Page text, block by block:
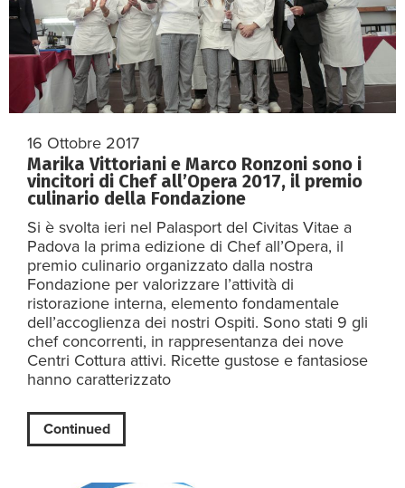
16 Ottobre 2017
Marika Vittoriani e Marco Ronzoni sono i
vincitori di Chef all’Opera 2017, il premio
culinario della Fondazione
Si è svolta ieri nel Palasport del Civitas Vitae a
Padova la prima edizione di Chef all’Opera, il
premio culinario organizzato dalla nostra
Fondazione per valorizzare l’attività di
ristorazione interna, elemento fondamentale
dell’accoglienza dei nostri Ospiti. Sono stati 9 gli
chef concorrenti, in rappresentanza dei nove
Centri Cottura attivi. Ricette gustose e fantasiose
hanno caratterizzato
Continued